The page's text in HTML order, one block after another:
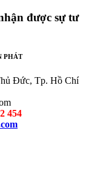
được sự tư
PHÁT
Đức, Tp. Hồ Chí
454